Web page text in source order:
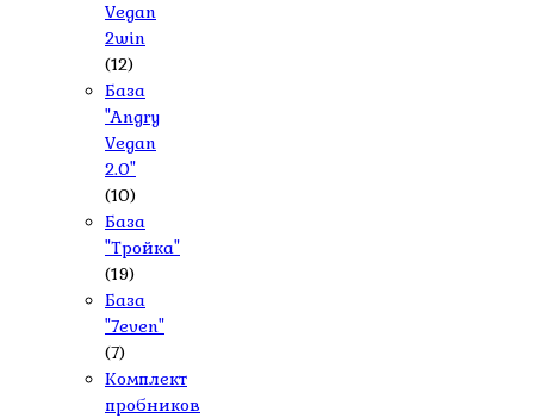
Vegan
2win
(12)
База
"Angry
Vegan
2.0"
(10)
База
"Тройка"
(19)
База
"7even"
(7)
Комплект
пробников